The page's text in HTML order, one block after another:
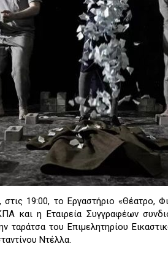
19:00, το Εργαστήριο «Θέατρο,
και η Εταιρεία Συγγραφέων
ταράτσα του Επιμελητηρίου
Ντέλλα.